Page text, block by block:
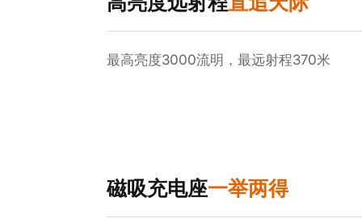
最高亮度3000流明，最远射程370米
磁吸充电座一举两得